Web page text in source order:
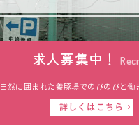
求人募集中！
自然に囲まれた養豚場でのびのびと働
詳しくはこちら